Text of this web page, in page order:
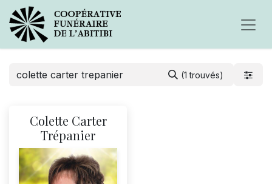
(1 trouvés)
Colette Carter
Trépanier